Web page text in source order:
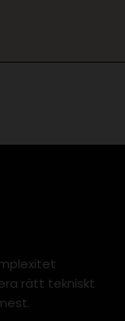
rätt tekniskt